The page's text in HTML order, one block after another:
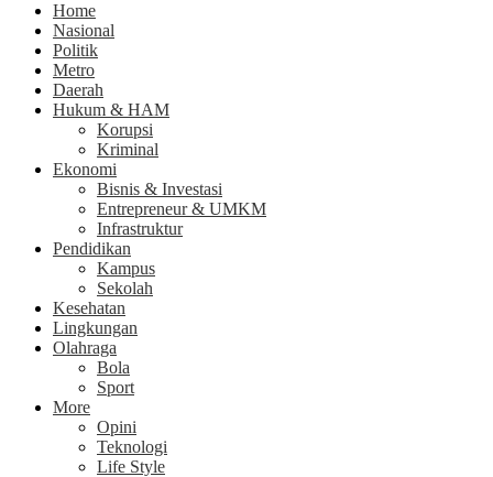
Home
Nasional
Politik
Metro
Daerah
Hukum & HAM
Korupsi
Kriminal
Ekonomi
Bisnis & Investasi
Entrepreneur & UMKM
Infrastruktur
Pendidikan
Kampus
Sekolah
Kesehatan
Lingkungan
Olahraga
Bola
Sport
More
Opini
Teknologi
Life Style